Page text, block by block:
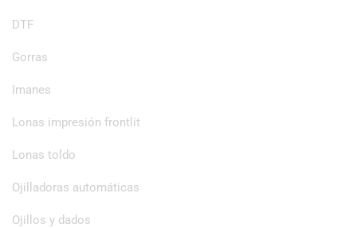
DTF
Gorras
Imanes
Lonas impresión frontlit
Lonas toldo
Ojilladoras automáticas
Ojillos y dados